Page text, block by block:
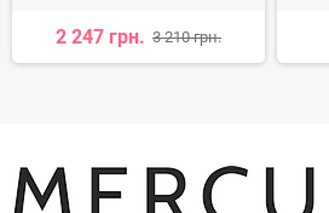
2 247 грн. 3 210 грн.